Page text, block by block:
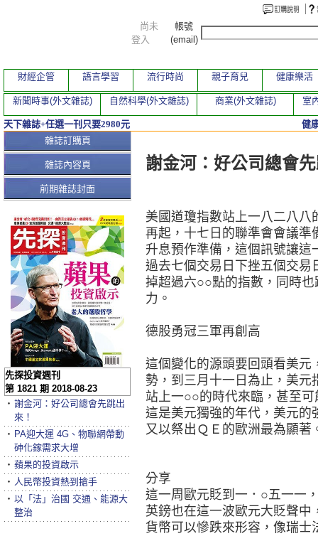
本期文章
謝金河：好公司總會
美國道瓊指數站上一八二八
再起，十七日的聯準會會議準
升息預作準備，這個訊號讓這
過去七個交易日下挫五個交易
掉超過六○○點的指數，同時
力。
德股勇冠三軍再創高
這個變化的源頭要回頭看美元
勢，到三月十一日為止，美元
站上一○○的時代來臨，甚至
這是美元獨強的年代，美元的
又以祭出ＱＥ的歐洲最為顯著
分享
這一周歐元貶到一．○五一一
英鎊也在這一波歐元大貶聲中
貨幣可以慘跌來形容，像瑞
雜誌訂購頁
雜誌內容頁
前期雜誌封面
先探投資週刊
第 1821 期 2018-08-23
‧ 謝金河：好公司總會先跳出
來！
‧ PA迎大運 4G、物聯網帶動
砷化鎵需求大增
‧ 蘋果的投資啟示
‧ 人民幣投資熱到搶手
‧ 以「法」治國 交通、能源大
整治
尚未
登入
帳號
(email)
財經企管 語言學習 流行時尚 親子育兒 健康樂活
新聞時事(外文雜誌) 自然科學(外文雜誌) 商業(外文雜誌) 室
天下雜誌+任選一刊只要2980元 健